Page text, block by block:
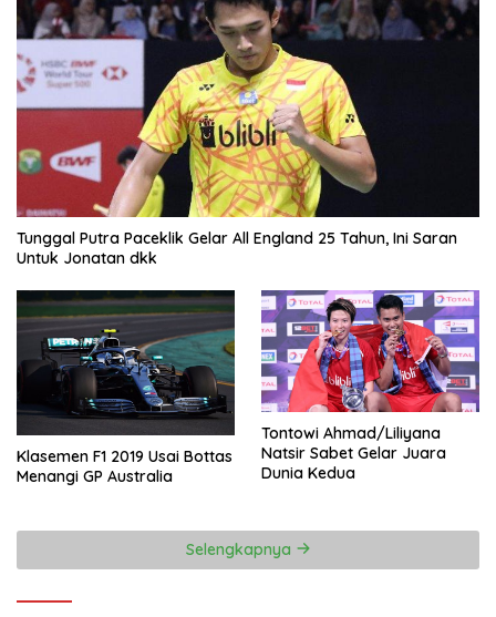
Tunggal Putra Paceklik Gelar All England 25 Tahun, Ini Saran
Untuk Jonatan dkk
Klasemen F1 2019 Usai Bottas
Menangi GP Australia
Tontowi Ahmad/Liliyana
Natsir Sabet Gelar Juara
Dunia Kedua
Selengkapnya